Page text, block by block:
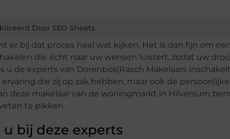
Door SEO Sheets
er bij dat proces heel wat kijken. Het is dan fijn om
die écht naar uw wensen luistert, zodat uw
u de experts van Dorenbos|Rasch Makelaars
die zij op zak hebben, maar ook de
deze makelaar van de woningmarkt in Hilversum
te pikken.
bij deze experts